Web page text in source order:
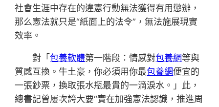
社會生涯中存在的違憲行動無法獲得有用懲辦，
那么憲法就只是“紙面上的法令”，無法施展現實
效率。
對「包養軟體第一階段：情感對包養網等與
質感互換。牛土豪，你必須用你最包養網便宜的
一張鈔票，換取張水瓶最貴的一滴淚水。」此，
總書記曾屢次誇大要“實在加強憲法認識，推進周